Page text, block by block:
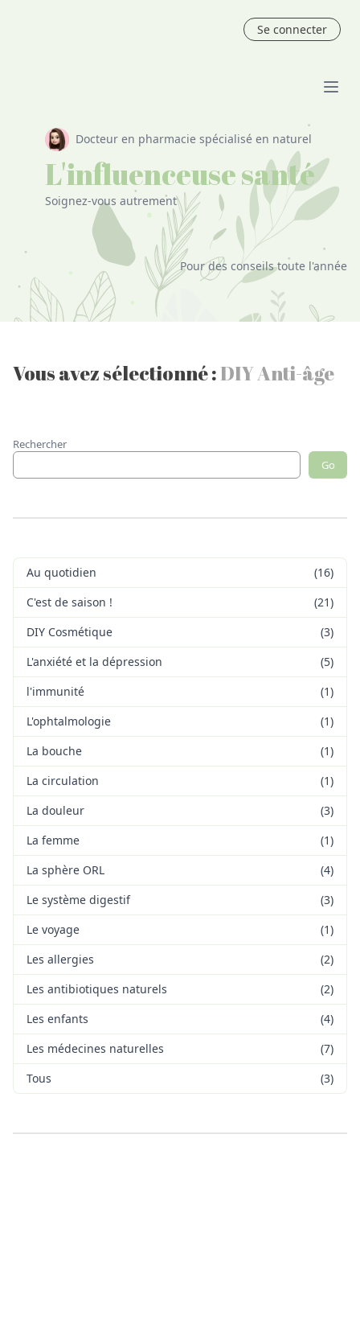
Se connecter
Docteur en pharmacie spécialisé en naturel
L'influenceuse santé
Soignez-vous autrement
Pour des conseils toute l'année
Vous avez sélectionné :DIY Anti-âge
Rechercher
Go
Au quotidien
(16)
C'est de saison !
(21)
DIY Cosmétique
(3)
L'anxiété et la dépression
(5)
l'immunité
(1)
L'ophtalmologie
(1)
La bouche
(1)
La circulation
(1)
La douleur
(3)
La femme
(1)
La sphère ORL
(4)
Le système digestif
(3)
Le voyage
(1)
Les allergies
(2)
Les antibiotiques naturels
(2)
Les enfants
(4)
Les médecines naturelles
(7)
Tous
(3)